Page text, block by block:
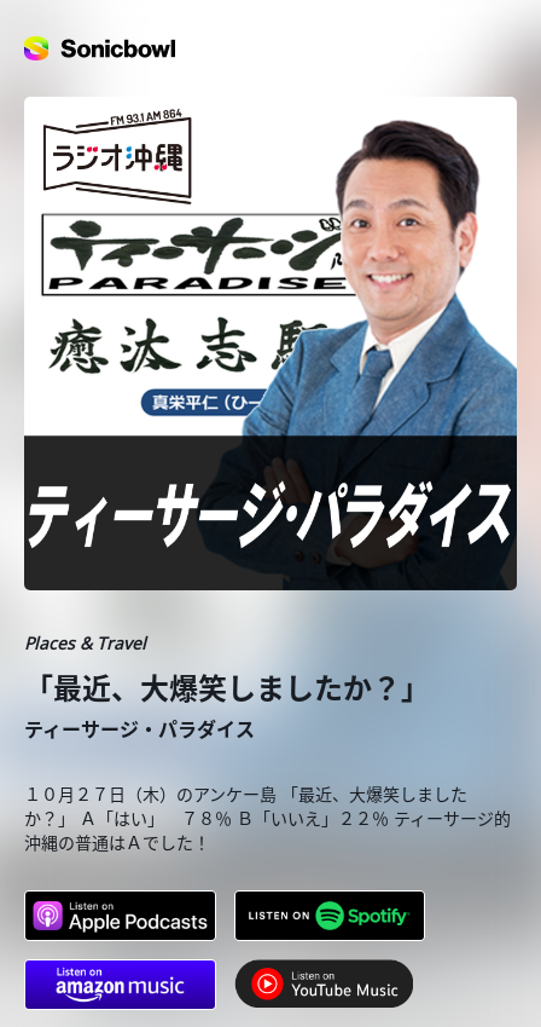
Places & Travel
「最近、大爆笑しましたか？」
ティーサージ・パラダイス
１０月２７日（木）のアンケー島 「最近、大爆笑しました
か？」 Ａ「はい」 ７８％ Ｂ「いいえ」２２％ ティーサージ的
沖縄の普通はＡでした！